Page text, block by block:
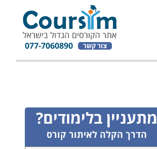
צור קשר 077-7060890
מתעניין בלימודים?
הדרך הקלה לאיתור קורס